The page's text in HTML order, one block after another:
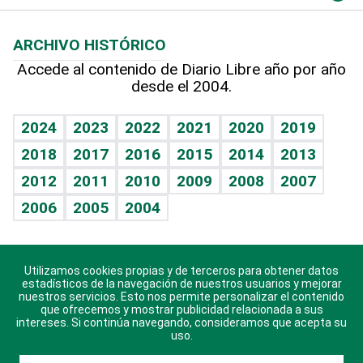
Hablando con el pediatra
Vida y familia
Eñe
Celebrando la vida
Sin complejos
En pocas palabras
Escuchando al corazón
Economía Personal
Línea de hit
TBT Deportivo
Hecho en casa
Guía del dinero
Cumpleaños
Horóscopos
Crucigramas
ARCHIVO HISTÓRICO
Accede al contenido de Diario Libre año por año
desde el 2004.
2024 2023 2022 2021 2020
2019
2018
2017 2016 2015 2014
2013
2012
2011 2010 2009 2008
2007
2006
2005 2004
Descarga nuestras aplicaciones para Android, iOS y
sistema Huawei.
Utilizamos cookies propias y de terceros para obtener datos
estadísticos de la navegación de nuestros usuarios y mejorar
nuestros servicios. Esto nos permite personalizar el contenido
que ofrecemos y mostrar publicidad relacionada a sus
intereses. Si continúa navegando, consideramos que acepta su
uso.